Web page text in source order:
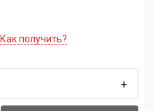
Как получить?
+